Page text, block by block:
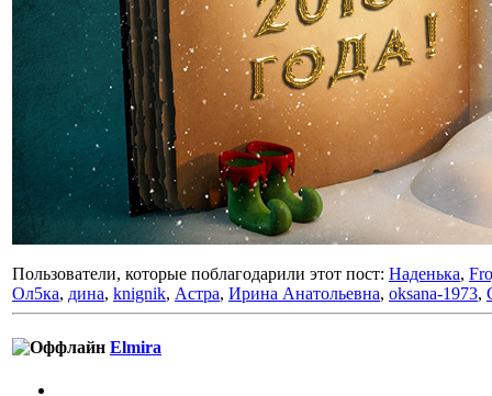
Пользователи, которые поблагодарили этот пост: Наденька,
Ол5ка, дина, knignik, Астра, Ирина Анатольевна, oksana-1973,
Elmira